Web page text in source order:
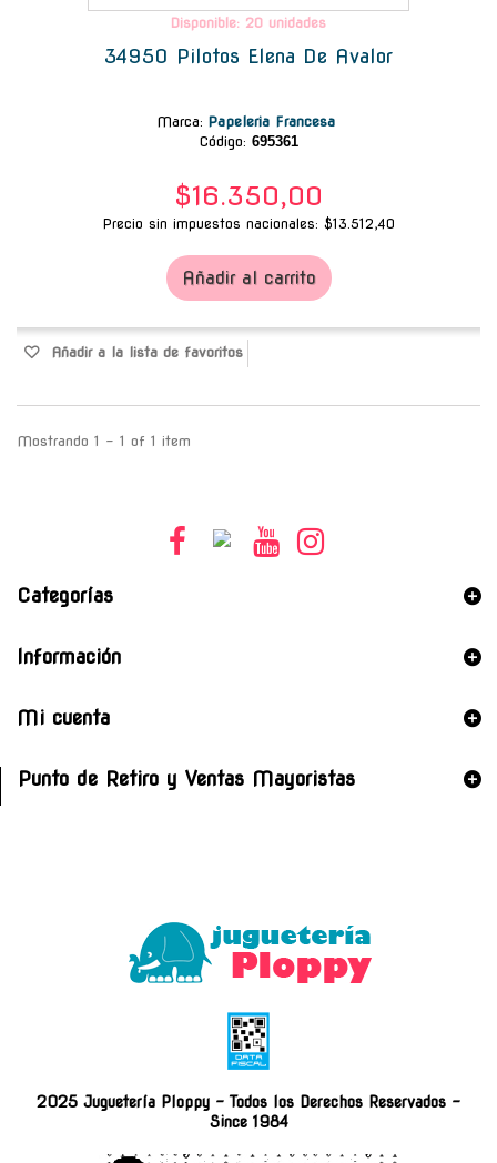
Disponible: 20 unidades
34950 Pilotos Elena De Avalor
Marca: Papeleria Francesa
Código: 695361
$16.350,00
Precio sin impuestos nacionales: $13.512,40
Añadir al carrito
Añadir a la lista de favoritos
Mostrando 1 - 1 of 1 item
Categorías
Información
Mi cuenta
Punto de Retiro y Ventas Mayoristas
2025 Juguetería Ploppy - Todos los Derechos Reservados -
Since 1984